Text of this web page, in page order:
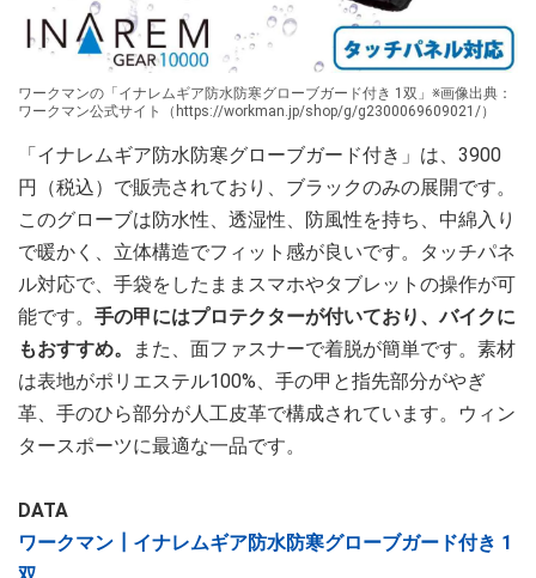
ワークマンの「イナレムギア防水防寒グローブガード付き 1双」※画像出典：
ワークマン公式サイト（https://workman.jp/shop/g/g2300069609021/）
「イナレムギア防水防寒グローブガード付き」は、3900
円（税込）で販売されており、ブラックのみの展開です。
このグローブは防水性、透湿性、防風性を持ち、中綿入り
で暖かく、立体構造でフィット感が良いです。タッチパネ
ル対応で、手袋をしたままスマホやタブレットの操作が可
能です。 手の甲にはプロテクターが付いており、バイクに
もおすすめ。
また、面ファスナーで着脱が簡単です。素材
は表地がポリエステル100%、手の甲と指先部分がやぎ
革、手のひら部分が人工皮革で構成されています。ウィン
タースポーツに最適な一品です。
DATA
ワークマン┃イナレムギア防水防寒グローブガード付き 1